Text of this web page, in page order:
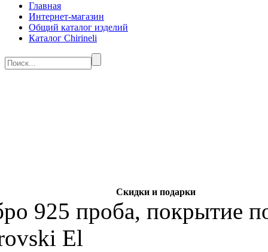
Главная
Интернет-магазин
Общий каталог изделий
Каталог Chirineli
Скидки и подарки
925 проба, покрытие
El